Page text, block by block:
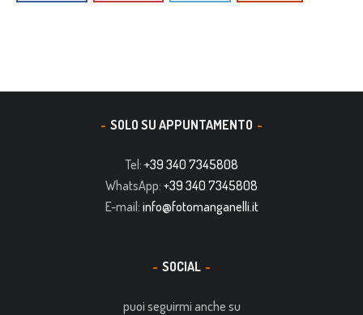
SOLO SU APPUNTAMENTO
Tel: +39 340 7345808
WhatsApp: +39 340 7345808
E-mail: info@fotomanganelli.it
SOCIAL
puoi seguirmi anche su